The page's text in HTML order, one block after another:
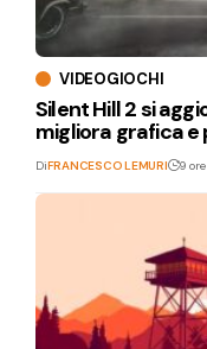
VIDEOGIOCHI
Silent Hill 2 si
migliora grafica e
DiFRANCESCO LEMURI 9